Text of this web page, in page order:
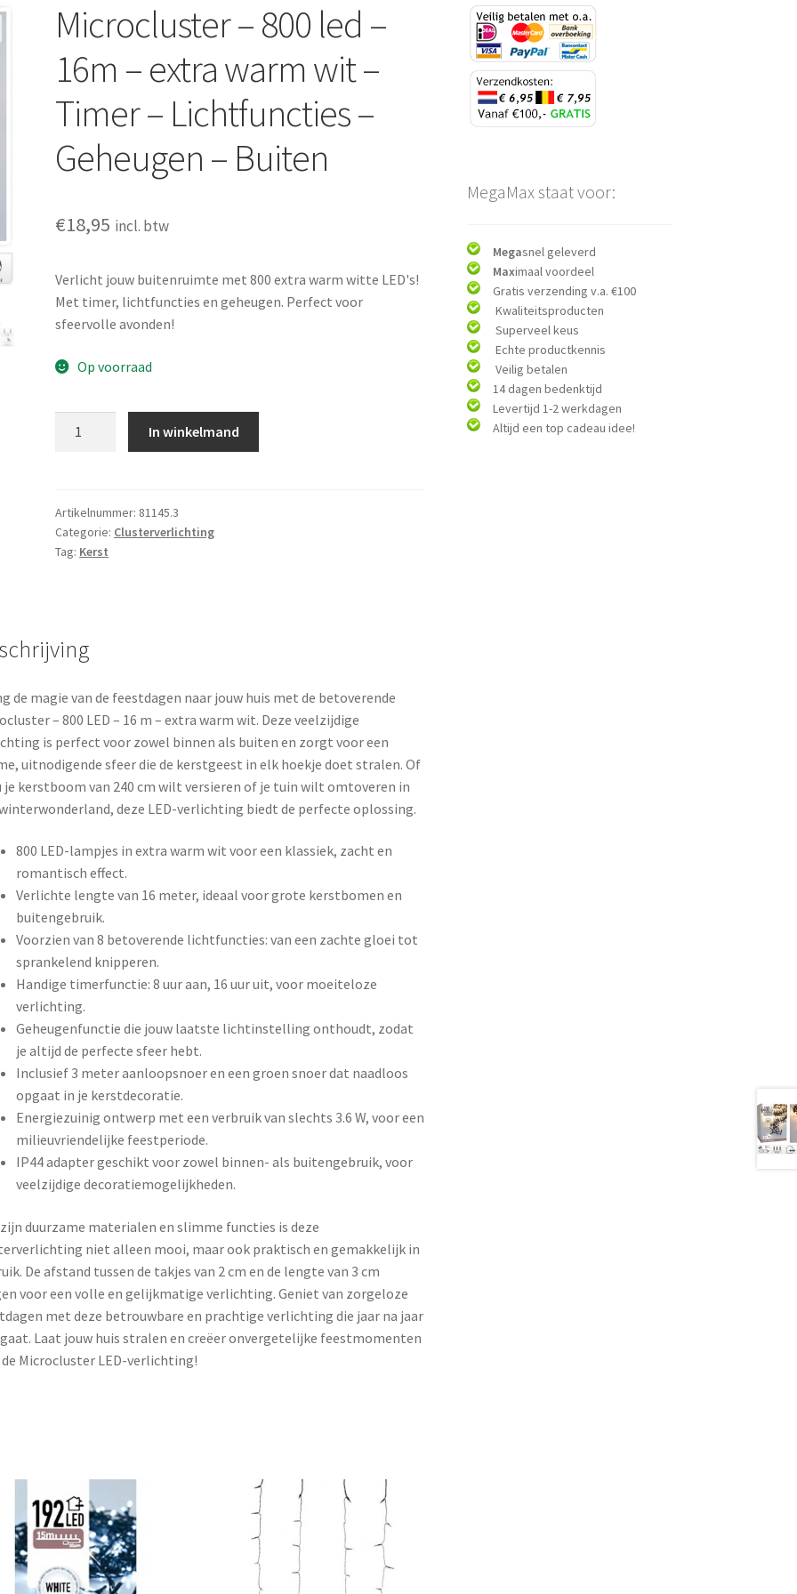
Microcluster – 800 led –
16m – extra warm wit –
Timer – Lichtfuncties –
Geheugen – Buiten
€18,95 incl. btw
Verlicht jouw buitenruimte met 800 extra warm witte LED's!
Met timer, lichtfuncties en geheugen. Perfect voor
sfeervolle avonden!
Op voorraad
-
16m
-
-
Timer
-
Lichtfuncties
Geheugen
Buiten
In winkelmand
Artikelnummer: 81145.3
Categorie: Clusterverlichting
Tag: Kerst
de magie van de feestdagen naar jouw huis met de betoverende
– 800 LED – 16 m – extra warm wit. Deze veelzijdige
is perfect voor zowel binnen als buiten en zorgt voor een
uitnodigende sfeer die de kerstgeest in elk hoekje doet stralen. Of
je kerstboom van 240 cm wilt versieren of je tuin wilt omtoveren in
deze LED-verlichting biedt de perfecte oplossing.
800 LED-lampjes in extra warm wit voor een klassiek, zacht en
romantisch effect.
Verlichte lengte van 16 meter, ideaal voor grote kerstbomen en
buitengebruik.
Voorzien van 8 betoverende lichtfuncties: van een zachte gloei tot
sprankelend knipperen.
Handige timerfunctie: 8 uur aan, 16 uur uit, voor moeiteloze
verlichting.
Geheugenfunctie die jouw laatste lichtinstelling onthoudt, zodat
je altijd de perfecte sfeer hebt.
Inclusief 3 meter aanloopsnoer en een groen snoer dat naadloos
opgaat in je kerstdecoratie.
Energiezuinig ontwerp met een verbruik van slechts 3.6 W, voor een
milieuvriendelijke feestperiode.
IP44 adapter geschikt voor zowel binnen- als buitengebruik, voor
veelzijdige decoratiemogelijkheden.
duurzame materialen en slimme functies is deze
niet alleen mooi, maar ook praktisch en gemakkelijk in
De afstand tussen de takjes van 2 cm en de lengte van 3 cm
voor een volle en gelijkmatige verlichting. Geniet van zorgeloze
met deze betrouwbare en prachtige verlichting die jaar na jaar
Laat jouw huis stralen en creëer onvergetelijke feestmomenten
Microcluster LED-verlichting!
MegaMax staat voor:
Megasnel geleverd
Maximaal voordeel
Gratis verzending v.a. €100
Kwaliteitsproducten
Superveel keus
Echte productkennis
Veilig betalen
14 dagen bedenktijd
Levertijd 1-2 werkdagen
Altijd een top cadeau idee!